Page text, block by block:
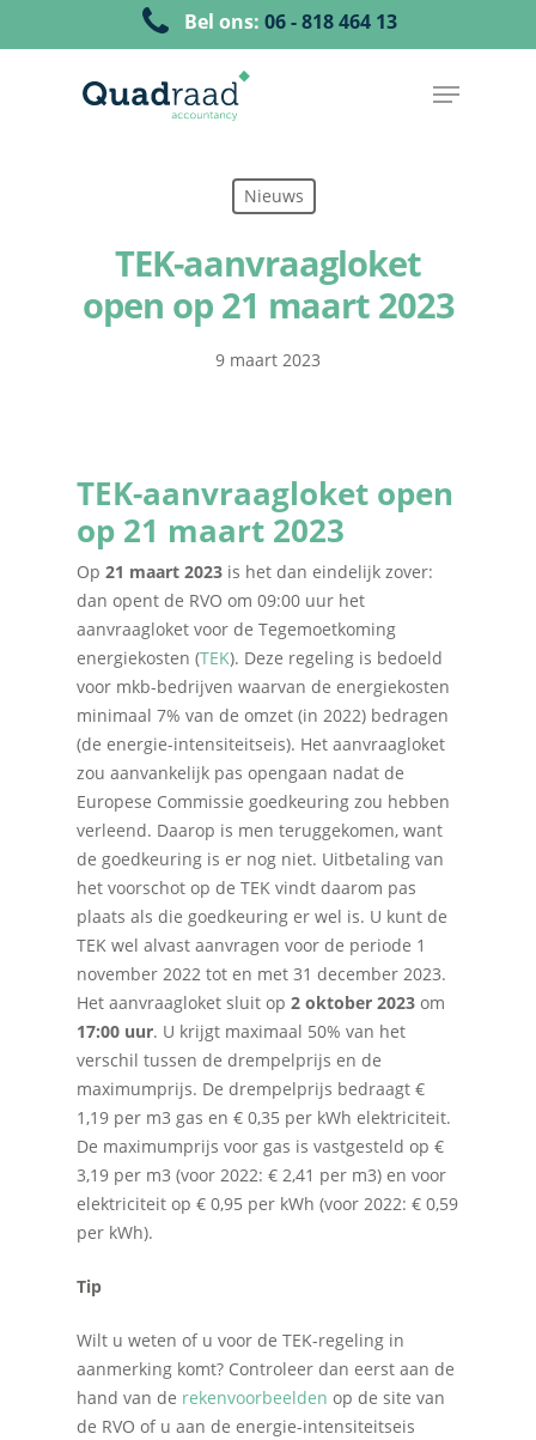
Bel ons: 06 - 818 464 13
Nieuws
TEK-aanvraagloket
open op 21 maart 2023
9 maart 2023
TEK-aanvraagloket open
op 21 maart 2023
Op 21 maart 2023 is het dan eindelijk zover:
dan opent de RVO om 09:00 uur het
aanvraagloket voor de Tegemoetkoming
energiekosten (TEK). Deze regeling is bedoeld
voor mkb-bedrijven waarvan de energiekosten
minimaal 7% van de omzet (in 2022) bedragen
(de energie-intensiteitseis). Het aanvraagloket
zou aanvankelijk pas opengaan nadat de
Europese Commissie goedkeuring zou hebben
verleend. Daarop is men teruggekomen, want
de goedkeuring is er nog niet. Uitbetaling van
het voorschot op de TEK vindt daarom pas
plaats als die goedkeuring er wel is. U kunt de
TEK wel alvast aanvragen voor de periode 1
november 2022 tot en met 31 december 2023.
Het aanvraagloket sluit op 2 oktober 2023 om
17:00 uur. U krijgt maximaal 50% van het
verschil tussen de drempelprijs en de
maximumprijs. De drempelprijs bedraagt €
1,19 per m3 gas en € 0,35 per kWh elektriciteit.
De maximumprijs voor gas is vastgesteld op €
3,19 per m3 (voor 2022: € 2,41 per m3) en voor
elektriciteit op € 0,95 per kWh (voor 2022: € 0,59
per kWh).
Tip
Wilt u weten of u voor de TEK-regeling in
aanmerking komt? Controleer dan eerst aan de
hand van de rekenvoorbeelden op de site van
de RVO of u aan de energie-intensiteitseis